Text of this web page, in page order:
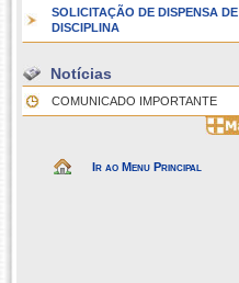
SOLICITAÇÃO DE DISPENSA DE
DISCIPLINA
Notícias
COMUNICADO IMPORTANTE
Ir ao Menu Principal